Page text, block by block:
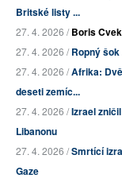
Britské listy ...
27. 4. 2026 /Boris Cvek
27. 4. 2026 /Ropný
27. 4. 2026 /Afrika:
deseti zemíc...
27. 4. 2026 /Izrael
Libanonu
27. 4. 2026 /Smrtící
Gaze